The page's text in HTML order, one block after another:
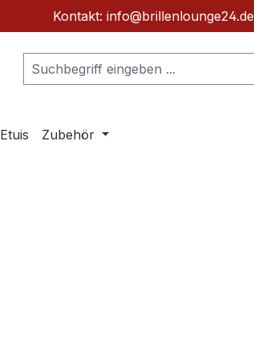
Kontakt: info@brillenlounge24.de
Etuis Zubehör